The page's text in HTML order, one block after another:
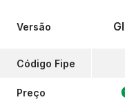
Versão
Código Fipe
Preço